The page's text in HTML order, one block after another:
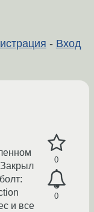
- Вход
0
0
и все